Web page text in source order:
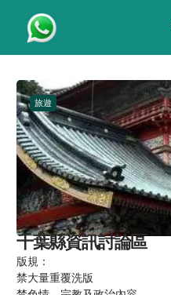
旅遊
千葉縣資訊討論區
版規：
禁大量重覆洗版